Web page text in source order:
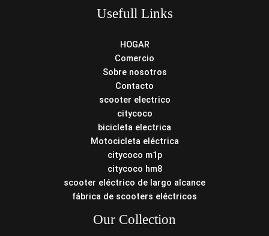
Usefull Links
HOGAR
Comercio
Sobre nosotros
Contacto
scooter electrico
citycoco
bicicleta electrica
Motocicleta eléctrica
citycoco m1p
citycoco hm8
scooter eléctrico de largo alcance
fábrica de scooters eléctricos
Our Collection